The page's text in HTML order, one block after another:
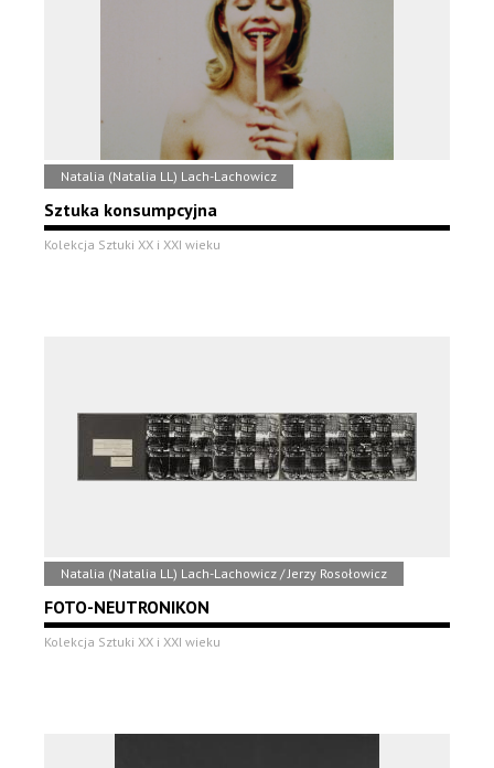
Natalia (Natalia LL) Lach-Lachowicz
Sztuka konsumpcyjna
Kolekcja Sztuki XX i XXI wieku
Natalia (Natalia LL) Lach-Lachowicz / Jerzy Rosołowicz
FOTO-NEUTRONIKON
Kolekcja Sztuki XX i XXI wieku